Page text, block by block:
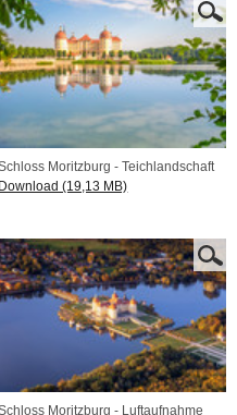
Moritzburg - Teichlandschaft
Download (19,13 MB)
Moritzburg - Luftaufnahme